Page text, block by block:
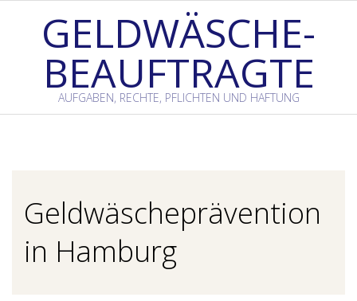
GELDWÄSCHE-
BEAUFTRAGTE
AUFGABEN, RECHTE, PFLICHTEN UND HAFTUNG
Geldwäscheprävention
in Hamburg